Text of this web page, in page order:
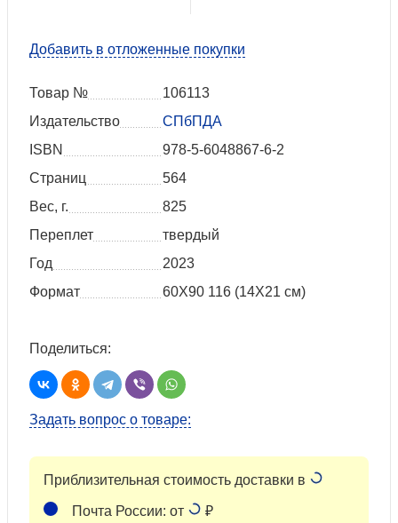
Добавить в отложенные покупки
Товар №
106113
Издательство
СПбПДА
ISBN
978-5-6048867-6-2
Страниц
564
Вес, г.
825
Переплет
твердый
Год
2023
Формат
60X90 116 (14Х21 см)
Поделиться:
Задать вопрос о товаре:
Приблизительная стоимость доставки в
Почта России: от ₽